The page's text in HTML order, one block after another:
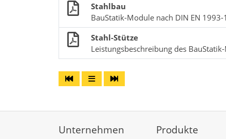
Stahlbau
BauStatik-Module nach DIN EN 1993-
Stahl-Stütze
Leistungsbeschreibung des
Unternehmen Produkte